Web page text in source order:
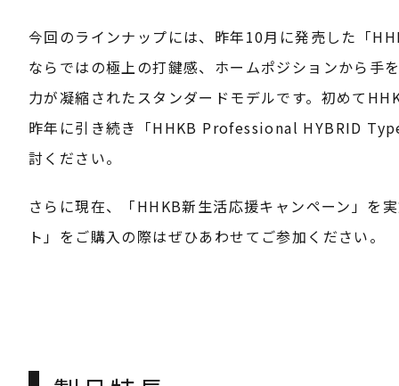
今回のラインナップには、昨年10月に発売した「
ならではの極上の打鍵感、ホームポジションから手
力が凝縮されたスタンダードモデルです。初めて
昨年に引き続き「HHKB Professional HYBRID
討ください。
さらに現在、「HHKB新生活応援キャンペーン」を
ト」をご購入の際はぜひあわせてご参加ください。